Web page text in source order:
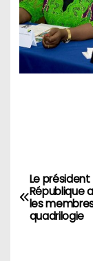
Vue
de
Le
République
les
quadrilogie